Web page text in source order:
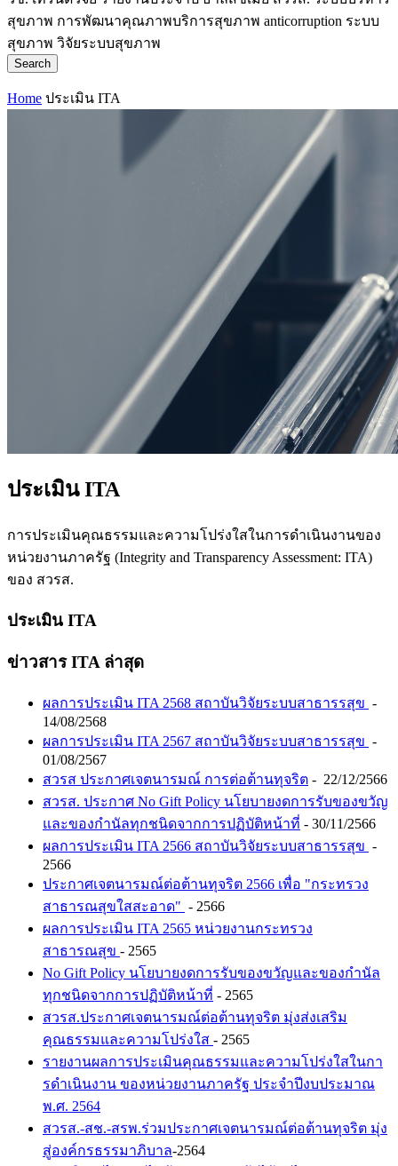
สุขภาพ การพัฒนาคุณภาพบริการสุขภาพ anticorruption ระบบ
สุขภาพ วิจัยระบบสุขภาพ
Search
Home ประเมิน ITA
ประเมิน ITA
การประเมินคุณธรรมและความโปร่งใสในการดำเนินงานของ
หน่วยงานภาครัฐ (Integrity and Transparency Assessment: ITA)
ของ สวรส.
ประเมิน ITA
ข่าวสาร ITA ล่าสุด
ผลการประเมิน ITA 2568 สถาบันวิจัยระบบสาธารรสุข -
14/08/2568
ผลการประเมิน ITA 2567 สถาบันวิจัยระบบสาธารรสุข -
01/08/2567
สวรส ประกาศเจตนารมณ์ การต่อต้านทุจริต - 22/12/2566
สวรส. ประกาศ No Gift Policy นโยบายงดการรับของขวัญ
และของกำนัลทุกชนิดจากการปฏิบัติหน้าที่ - 30/11/2566
ผลการประเมิน ITA 2566 สถาบันวิจัยระบบสาธารรสุข -
2566
ประกาศเจตนารมณ์ต่อต้านทุจริต 2566 เพื่อ "กระทรวง
สาธารณสุขใสสะอาด" - 2566
ผลการประเมิน ITA 2565 หน่วยงานกระทรวง
สาธารณสุข - 2565
No Gift Policy นโยบายงดการรับของขวัญและของกำนัล
ทุกชนิดจากการปฏิบัติหน้าที่ - 2565
สวรส.ประกาศเจตนารมณ์ต่อต้านทุจริต มุ่งส่งเสริม
คุณธรรมและความโปร่งใส - 2565
รายงานผลการประเมินคุณธรรมและความโปร่งใสในกา
รดําเนินงาน ของหน่วยงานภาครัฐ ประจําปีงบประมาณ
พ.ศ. 2564
สวรส.-สช.-สรพ.ร่วมประกาศเจตนารมณ์ต่อต้านทุจริต มุ่ง
สู่องค์กรธรรมาภิบาล-2564